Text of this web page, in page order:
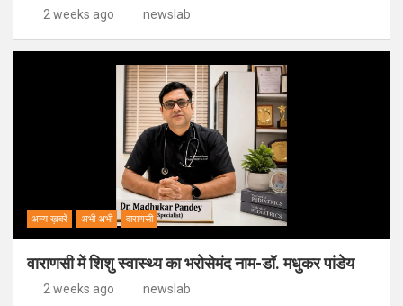
2 weeks ago newslab
अन्य ख़बरें अभी अभी वाराणसी
वाराणसी में शिशु स्वास्थ्य का भरोसेमंद नाम-डॉ. मधुकर पांडेय
2 weeks ago newslab